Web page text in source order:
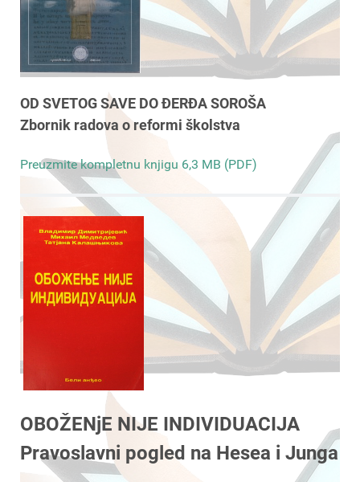
OD SVETOG SAVE DO ĐERĐA SOROŠA
Zbornik radova o reformi školstva
Preuzmite kompletnu knjigu 6,3 MB (PDF)
OBOŽENjE NIJE INDIVIDUACIJA
Pravoslavni pogled na Hesea i Junga